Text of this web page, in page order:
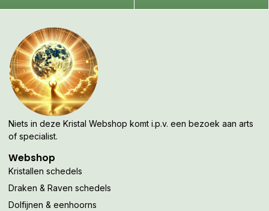
Niets in deze Kristal Webshop komt i.p.v. een bezoek aan arts
of specialist.
Webshop
Kristallen schedels
Draken & Raven schedels
Dolfijnen & eenhoorns